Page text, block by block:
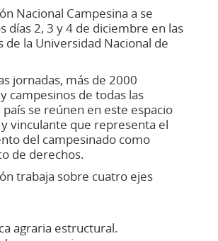
Nacional Campesina a se
días 2, 3 y 4 de diciembre en las
de la Universidad Nacional de
jornadas, más de 2000
campesinos de todas las
se reúnen en este espacio
vinculante que representa el
del campesinado como
de derechos.
trabaja sobre cuatro ejes
agraria estructural.